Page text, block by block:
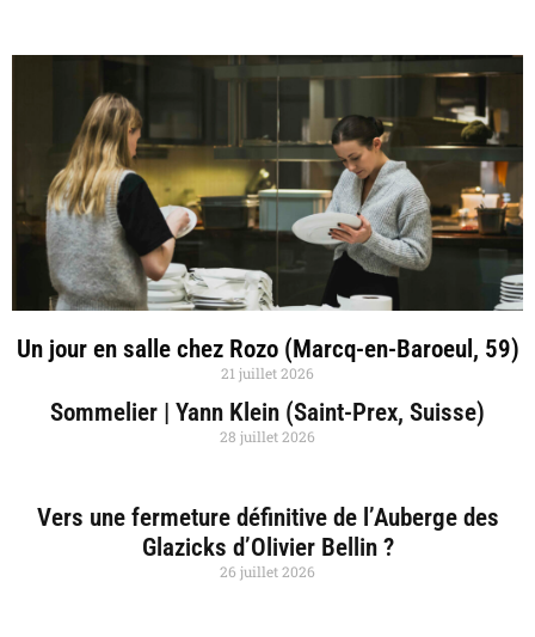
Un jour en salle chez Rozo (Marcq-en-Baroeul, 59)
21 juillet 2026
Sommelier | Yann Klein (Saint-Prex, Suisse)
28 juillet 2026
Vers une fermeture définitive de l’Auberge des
Glazicks d’Olivier Bellin ?
26 juillet 2026